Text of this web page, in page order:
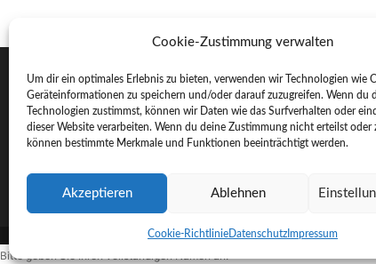
Cookie-Zustimmung verwalten
Um dir ein optimales Erlebnis zu bieten, verwenden wir Technologien wie
Geräteinformationen zu speichern und/oder darauf zuzugreifen. Wenn du
Technologien zustimmst, können wir Daten wie das Surfverhalten oder
dieser Website verarbeiten. Wenn du deine Zustimmung nicht erteilst oder
können bestimmte Merkmale und Funktionen beeinträchtigt werden.
Akzeptieren Ablehnen
Cookie-RichtlinieDatenschutzImpressum
Rechter Bestattungen e. K.
An der Sonnenleite 26
Bitte geben Sie Ihren vollständigen Namen an.